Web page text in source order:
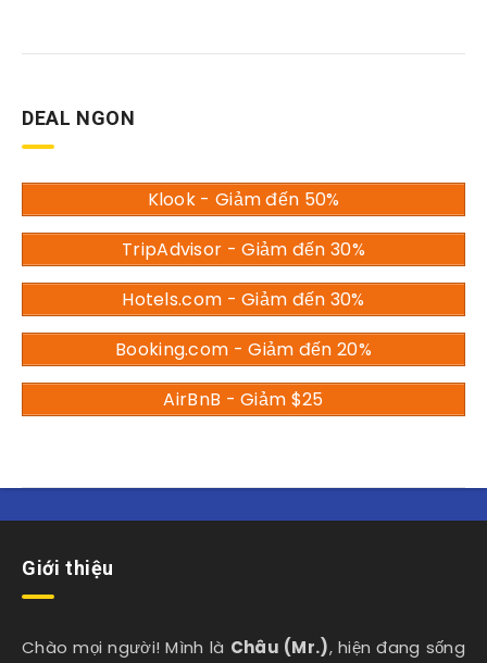
DEAL NGON
Klook - Giảm đến 50%
TripAdvisor - Giảm đến 30%
Hotels.com - Giảm đến 30%
Booking.com - Giảm đến 20%
AirBnB - Giảm $25
Giới thiệu
Chào mọi người! Mình là Châu (Mr.), hiện đang sống